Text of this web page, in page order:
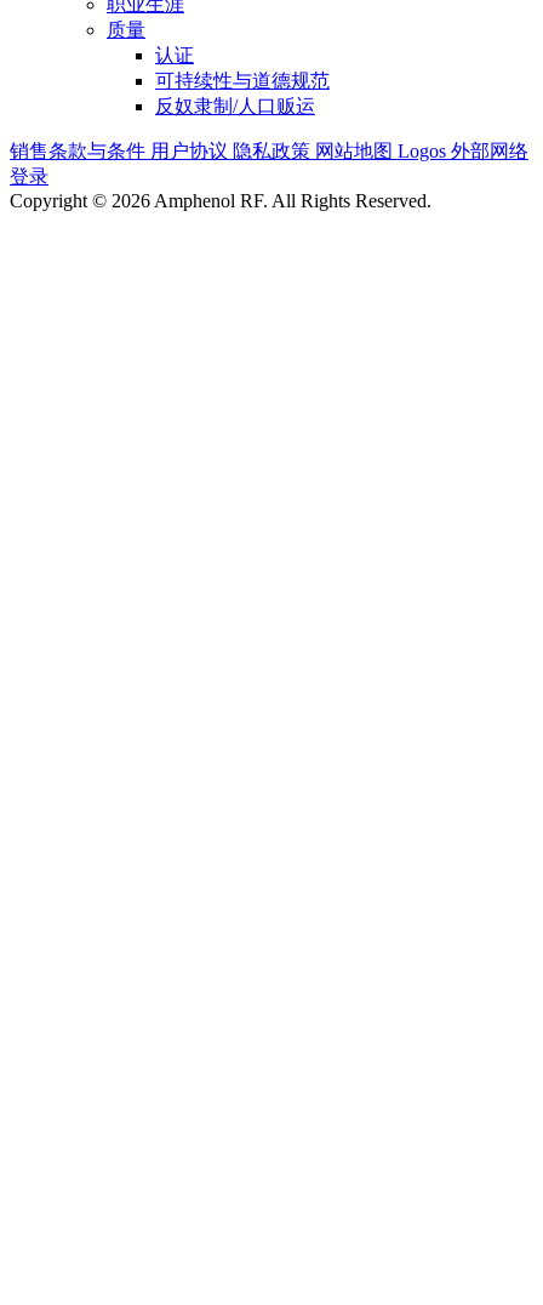
职业生涯
质量
认证
可持续性与道德规范
反奴隶制/人口贩运
销售条款与条件 用户协议 隐私政策 网站地图 Logos 外部网络
登录
Copyright © 2026 Amphenol RF. All Rights Reserved.